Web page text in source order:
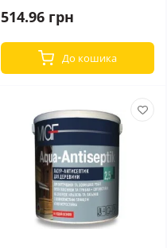
514.96 грн
До кошика